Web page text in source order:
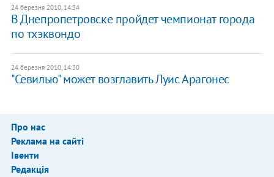
24 березня 2010, 14:34
В Днепропетровске пройдет чемпионат города
по тхэквондо
24 березня 2010, 14:30
"Севилью" может возглавить Луис Арагонес
Про нас
Реклама на сайті
Івенти
Редакція